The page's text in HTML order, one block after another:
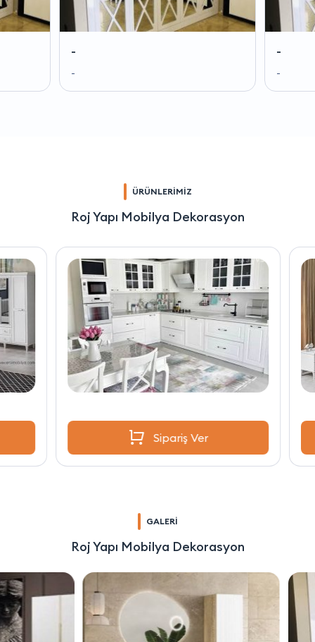
-
-
-
-
ÜRÜNLERİMİZ
Roj Yapı Mobilya Dekorasyon
Sipariş Ver
GALERİ
Roj Yapı Mobilya Dekorasyon